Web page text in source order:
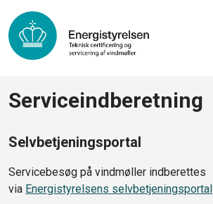
Serviceindberetning
Selvbetjeningsportal
Servicebesøg på vindmøller indberettes
via Energistyrelsens selvbetjeningsportal